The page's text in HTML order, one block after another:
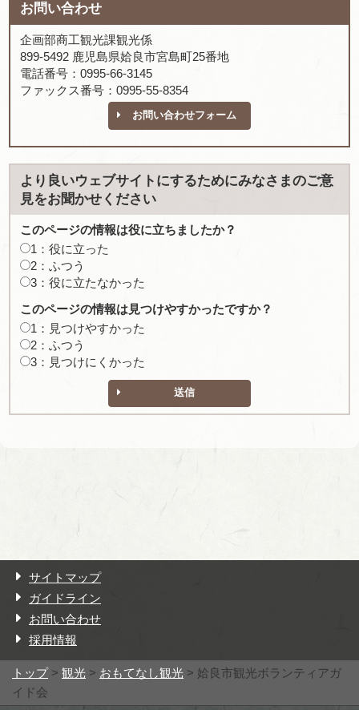
お問い合わせ
企画部商工観光課観光係
899-5492 鹿児島県姶良市宮島町25番地
電話番号：0995-66-3145
ファックス番号：0995-55-8354
お問い合わせフォーム
より良いウェブサイトにするためにみなさまのご意
見をお聞かせください
このページの情報は役に立ちましたか？
1：役に立った
2：ふつう
3：役に立たなかった
このページの情報は見つけやすかったですか？
1：見つけやすかった
2：ふつう
3：見つけにくかった
送信
サイトマップ
ガイドライン
お問い合わせ
採用情報
トップ> 観光 > おもてなし観光 > 姶良市観光ボランティアガ
イド会